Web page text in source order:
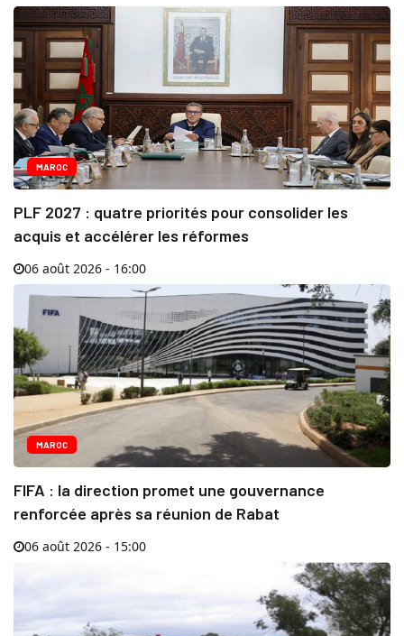
MAROC
PLF 2027 : quatre priorités pour consolider les
acquis et accélérer les réformes
06 août 2026 - 16:00
MAROC
FIFA : la direction promet une gouvernance
renforcée après sa réunion de Rabat
06 août 2026 - 15:00